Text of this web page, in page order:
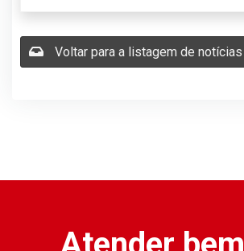
Voltar para a listagem de notícias